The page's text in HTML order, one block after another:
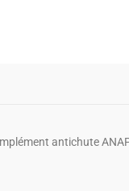
antichute